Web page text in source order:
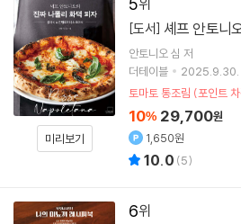
미리보기
[도서] 셰프 안토니
안토니오 심 저
더테이블
2025.9.30.
토마토 통조림 (포인트
10% 29,700원
1,650원
10.0 (5)
6